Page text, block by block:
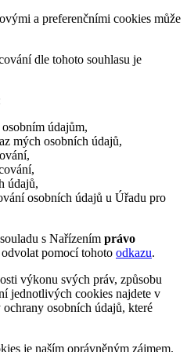
a preferenčními cookies může
dle tohoto souhlasu je
údajům,
mých osobních údajů,
údajů,
osobních údajů u Úřadu pro
s Nařízením právo
odvolat pomocí tohoto odkazu.
výkonu svých práv, způsobu
jednotlivých cookies najdete v
osobních údajů, které
je naším oprávněným zájmem.